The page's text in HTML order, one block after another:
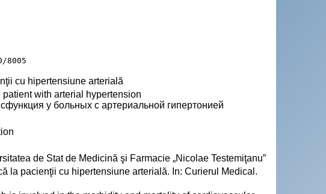
8005
cu hipertensiune arterială
with arterial hypertension
у больных с артериальной гипертонией
de Stat de Medicină şi Farmacie „Nicolae Testemiţanu”
la pacienţii cu hipertensiune arterială. In: Curierul Medical.